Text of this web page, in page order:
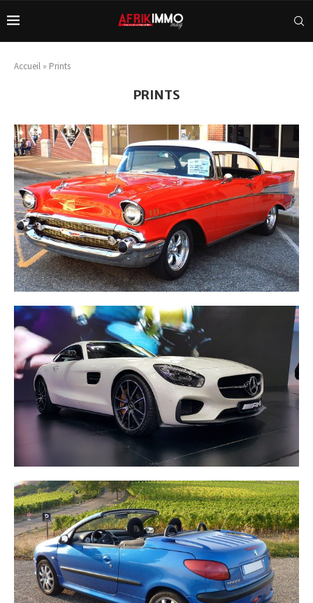
Accueil » Prints
PRINTS